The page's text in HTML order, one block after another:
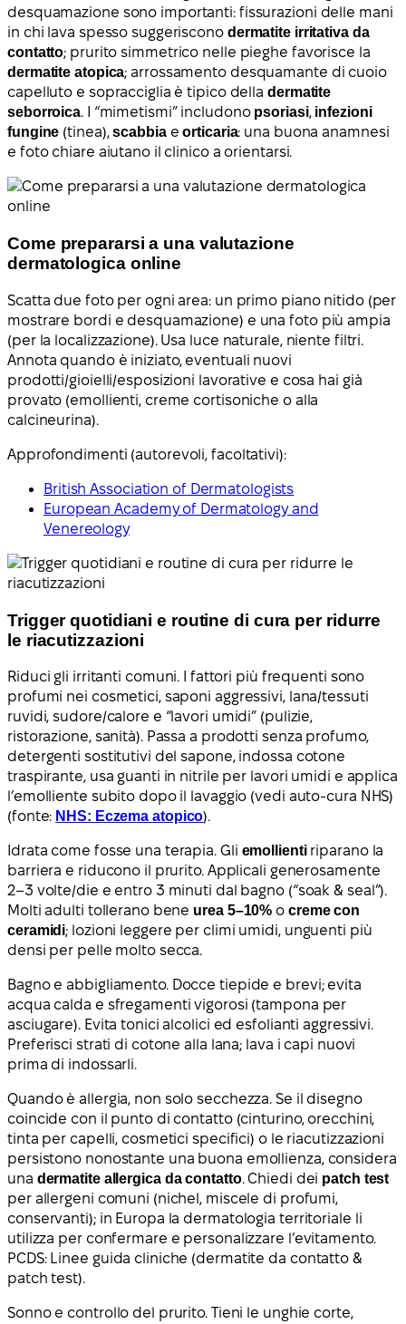
desquamazione sono importanti: fissurazioni delle mani
in chi lava spesso suggeriscono dermatite irritativa da
contatto; prurito simmetrico nelle pieghe favorisce la
dermatite atopica; arrossamento desquamante di cuoio
capelluto e sopracciglia è tipico della dermatite
seborroica. I “mimetismi” includono psoriasi, infezioni
fungine (tinea),scabbiaeorticaria: una buona anamnesi
e foto chiare aiutano il clinico a orientarsi.
Come prepararsi a una valutazione
dermatologica online
Scatta due foto per ogni area: un primo piano nitido (per
mostrare bordi e desquamazione) e una foto più ampia
(per la localizzazione). Usa luce naturale, niente filtri.
Annota quando è iniziato, eventuali nuovi
prodotti/gioielli/esposizioni lavorative e cosa hai già
provato (emollienti, creme cortisoniche o alla
calcineurina).
Approfondimenti (autorevoli, facoltativi):
British Association of Dermatologists
European Academy of Dermatology and
Venereology
Trigger quotidiani e routine di cura per ridurre
le riacutizzazioni
Riduci gli irritanti comuni. I fattori più frequenti sono
profumi nei cosmetici, saponi aggressivi, lana/tessuti
ruvidi, sudore/calore e “lavori umidi” (pulizie,
ristorazione, sanità). Passa a prodotti senza profumo,
detergenti sostitutivi del sapone, indossa cotone
traspirante, usa guanti in nitrile per lavori umidi e applica
l’emolliente subito dopo il lavaggio (vedi auto-cura NHS)
(fonte: NHS: Eczema atopico).
Idrata come fosse una terapia. Gli emollientiriparano la
barriera e riducono il prurito. Applicali generosamente
2–3 volte/die e entro 3 minuti dal bagno (“soak & seal”).
Molti adulti tollerano bene urea 5–10% o creme con
ceramidi; lozioni leggere per climi umidi, unguenti più
densi per pelle molto secca.
Bagno e abbigliamento. Docce tiepide e brevi; evita
acqua calda e sfregamenti vigorosi (tampona per
asciugare). Evita tonici alcolici ed esfolianti aggressivi.
Preferisci strati di cotone alla lana; lava i capi nuovi
prima di indossarli.
Quando è allergia, non solo secchezza. Se il disegno
coincide con il punto di contatto (cinturino, orecchini,
tinta per capelli, cosmetici specifici) o le riacutizzazioni
persistono nonostante una buona emollienza, considera
una dermatite allergica da contatto. Chiedi dei patch test
per allergeni comuni (nichel, miscele di profumi,
conservanti); in Europa la dermatologia territoriale li
utilizza per confermare e personalizzare l’evitamento.
PCDS: Linee guida cliniche (dermatite da contatto &
patch test).
Sonno e controllo del prurito. Tieni le unghie corte,